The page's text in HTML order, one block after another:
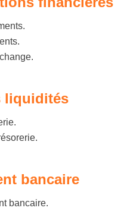
liquidités
bancaire
bancaire.